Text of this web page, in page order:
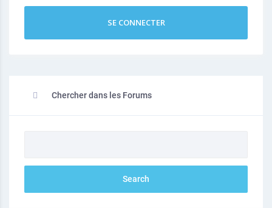
SE CONNECTER
Chercher dans les Forums